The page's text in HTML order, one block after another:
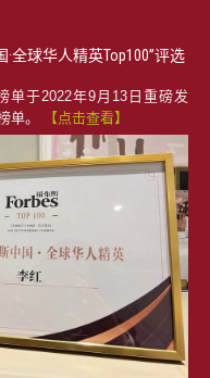
全球华人精英Top100”评选
单于2022年9月13日重磅发
单。
【点击查看】